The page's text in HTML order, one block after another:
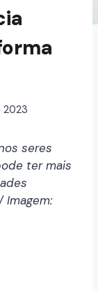
2023
seres
ter mais
Imagem: